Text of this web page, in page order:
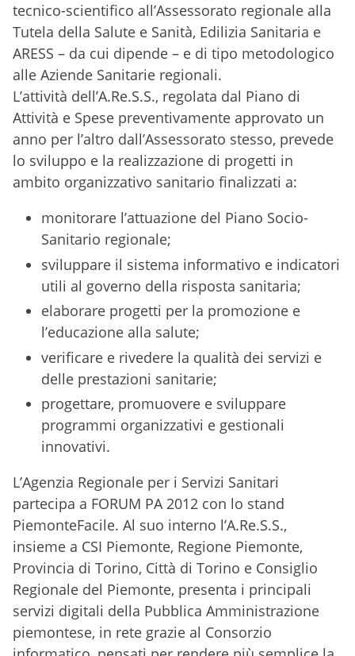
tecnico-scientifico all’Assessorato regionale alla
Tutela della Salute e Sanità, Edilizia Sanitaria e
ARESS – da cui dipende – e di tipo metodologico
alle Aziende Sanitarie regionali.
L’attività dell’A.Re.S.S., regolata dal Piano di
Attività e Spese preventivamente approvato un
anno per l’altro dall’Assessorato stesso, prevede
lo sviluppo e la realizzazione di progetti in
ambito organizzativo sanitario finalizzati a:
monitorare l’attuazione del Piano Socio-
Sanitario regionale;
sviluppare il sistema informativo e indicatori
utili al governo della risposta sanitaria;
elaborare progetti per la promozione e
l’educazione alla salute;
verificare e rivedere la qualità dei servizi e
delle prestazioni sanitarie;
progettare, promuovere e sviluppare
programmi organizzativi e gestionali
innovativi.
L’Agenzia Regionale per i Servizi Sanitari
partecipa a FORUM PA 2012 con lo stand
PiemonteFacile. Al suo interno l’A.Re.S.S.,
insieme a CSI Piemonte, Regione Piemonte,
Provincia di Torino, Città di Torino e Consiglio
Regionale del Piemonte, presenta i principali
servizi digitali della Pubblica Amministrazione
piemontese, in rete grazie al Consorzio